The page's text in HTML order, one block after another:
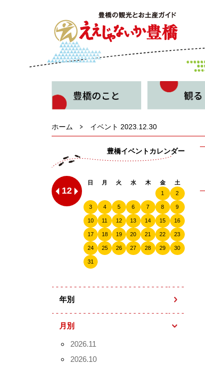
ホーム イベント 2023.12.30
豊橋イベントカレンダー
12
日 月 火 水 木 金
土
1
2
3 4 5 6 7 8 9
10 11 12 13 14 15 16
17 18 19 20 21 22 23
24 25 26 27 28 29 30
31
年別
月別
2026.11
2026.10